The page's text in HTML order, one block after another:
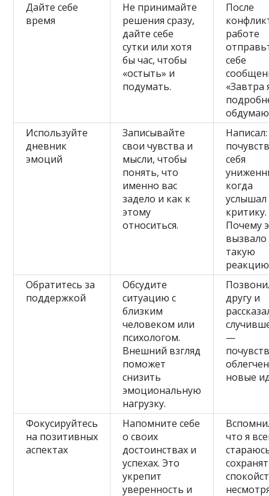
Дайте себе
время
Не принимайте
решения сразу,
дайте себе
сутки или хотя
бы час, чтобы
«остыть» и
подумать.
После
работе
себе
«Завтра
Используйте
дневник
эмоций
Записывайте
свои чувства и
мысли, чтобы
понять, что
именно вас
задело и как к
этому
относиться.
себя
когда
услышал
критику.
Почему
вызвало
такую
Обратитесь за
поддержкой
Обсудите
ситуацию с
близким
человеком или
психологом.
Внешний взгляд
поможет
снизить
эмоциональную
нагрузку.
другу и
—
новые
Фокусируйтесь
на позитивных
аспектах
Напомните себе
о своих
достоинствах и
успехах. Это
укрепит
уверенность и
что я